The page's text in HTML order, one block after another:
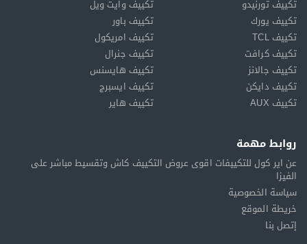
تكييف تورنيدو
تكييف وايت ويل
تكييف يورك
تكييف باور
تكييف TCL
تكييف امريكول
تكييف كرافت
تكييف جنرال
تكييف جالانز
تكييف هايسنس
تكييف دايكن
تكييف ايسبرج
تكييف AUX
تكييف هاير
روابط مهمة
عن اير كول للتكييفات اقوى عروض التكييف كاش وتقسيط مباشر على
الفيزا
سياسة الخصوصية
خريطة الموقع
إتصل بنا